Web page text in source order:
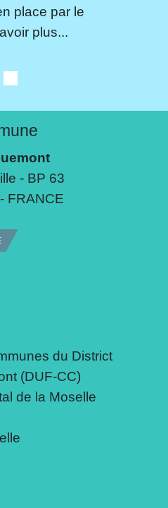
place par le
plus...
- BP 63
FRANCE
du District
(DUF-CC)
de la Moselle